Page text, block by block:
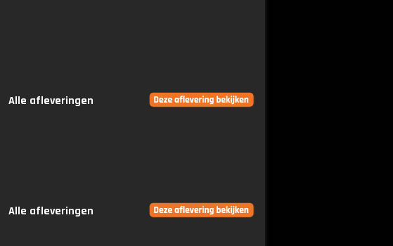
Alle afleveringen
Alle afleveringen